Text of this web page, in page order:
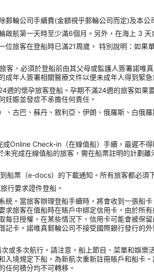
輪公司手續費(金額視乎郵輪公司而定)及本
航第一天時至少滿6個月。另外，在海上 3
旅客在登船時已滿21周歲。 特別說明：如
客，必須於登船前由其父母或監護人簽署諾唯
年人簽署相關醫療文件以便未成年人得到緊
週的懷孕旅客登船。孕期不滿24週的旅客如
妊娠並發症不承擔任何責任。
古巴、蘇丹、敘利亞、伊朗、俄羅斯、白俄
Online Check-in（在線值船）手續，最遲不
完成在線值船的旅客，需在船票註明的計劃
船票（e-docs）的下載通知。所有旅客都必須
行要求證件登船。
統。當旅客辦理登船手續時，將會收到一張船
旅客在值船時在賬戶中綁定信用卡。由於所
每日授權，在某些情況下，信用卡可能會被保
卡。諾唯真郵輪公司不接受國際銀行發行的
多次航行。請注意，船上節目、菜單和娛樂
境規定下船，為新航次重新註冊賬戶和船卡
任何積分均不可轉移。